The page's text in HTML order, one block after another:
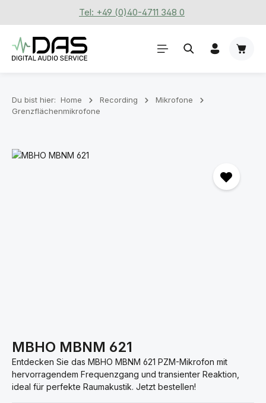
Zum Hauptinhalt springenTel: +49 (0)40-4711 348 0
Du bist hier: Home Recording
Mikrofone
Grenzflächenmikrofone
Bildergalerie überspringen
MBHO MBNM 621
Entdecken Sie das MBHO MBNM 621 PZM-Mikrofon mit
hervorragendem Frequenzgang und transienter Reaktion,
ideal für perfekte Raumakustik. Jetzt bestellen!